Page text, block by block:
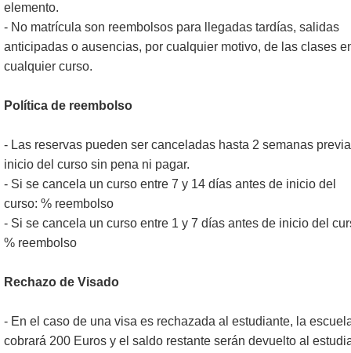
elemento.
- No matrícula son reembolsos para llegadas tardías, salidas
anticipadas o ausencias, por cualquier motivo, de las clases
cualquier curso.
Política de reembolso
- Las reservas pueden ser canceladas hasta 2 semanas
inicio del curso sin pena ni pagar.
- Si se cancela un curso entre 7 y 14 días antes de inicio del
curso: % reembolso
- Si se cancela un curso entre 1 y 7 días antes de inicio del
% reembolso
Rechazo de Visado
- En el caso de una visa es rechazada al estudiante, la
cobrará 200 Euros y el saldo restante serán devuelto al